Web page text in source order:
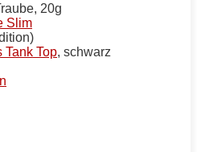
20g
Slim
Tank Top, schwarz